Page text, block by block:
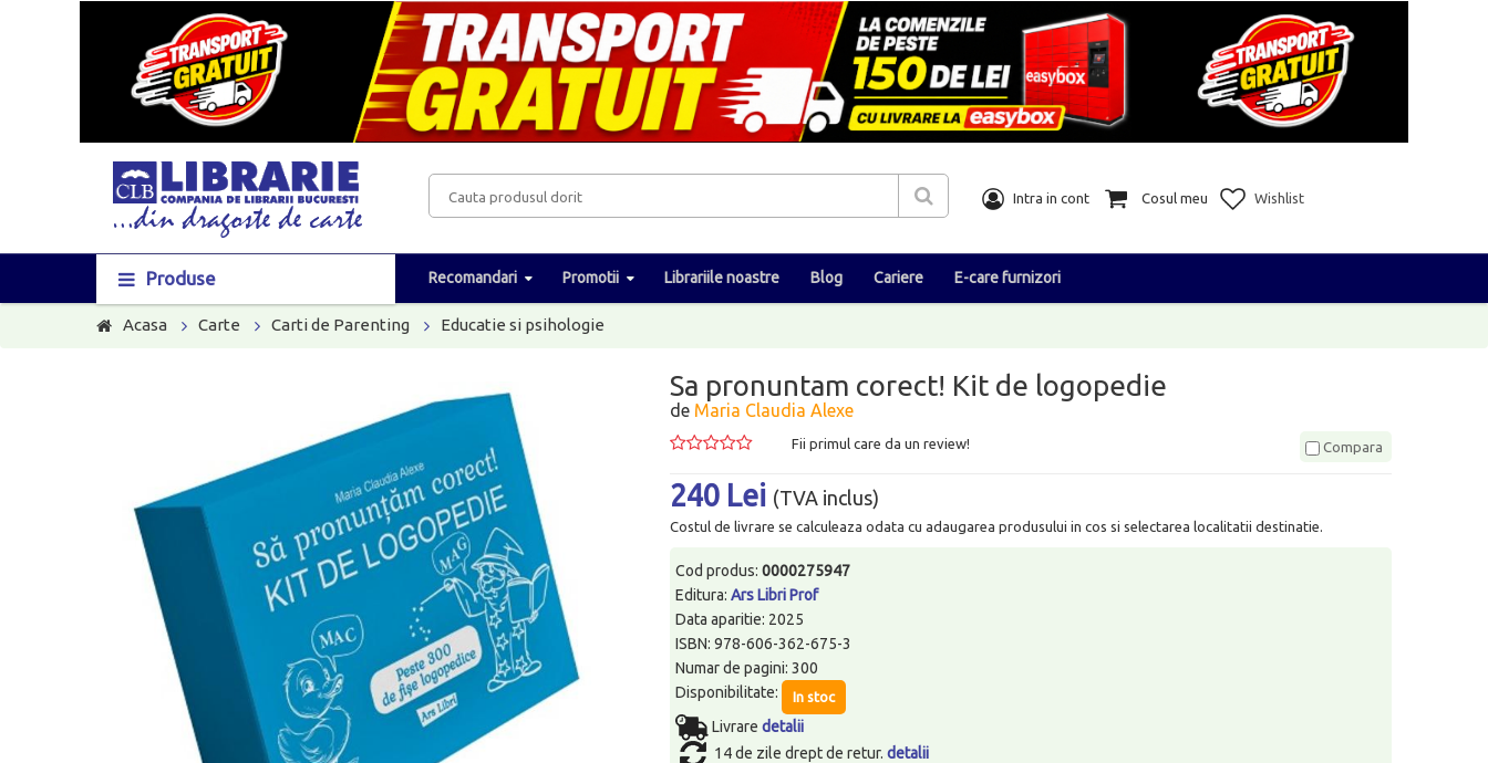
Intra in cont Cosul meu Wishlist
Produse Recomandari Promotii Librariile noastre Blog Cariere E-care furnizori
Acasa Carte Carti de Parenting Educatie si psihologie
Sa pronuntam corect! Kit de logopedie
de Maria Claudia Alexe
Fii primul care da un review! Compara
240 Lei (TVA inclus)
Costul de livrare se calculeaza odata cu adaugarea produsului in cos si selectarea localitatii destinatie.
Cod produs:0000275947
Editura:Ars Libri Prof
Data aparitie: 2025
ISBN: 978-606-362-675-3
Numar de pagini: 300
Disponibilitate:
In stoc
Livraredetalii
14 de zile drept de retur.detalii